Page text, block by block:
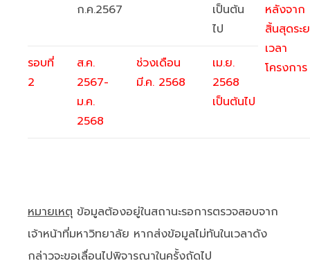
ก.ค.2567
เป็นต้น
ไป
หลังจาก
สิ้นสุดระ
เวลา
โครงการ
รอบที่
2
ส.ค.
2567-
ม.ค.
2568
ช่วงเดือน
มี.ค. 2568
เม.ย.
2568
เป็นต้นไป
หมายเหตุ ข้อมูลต้องอยู่ในสถานะรอการตรวจสอบจาก
เจ้าหน้าที่มหาวิทยาลัย หากส่งข้อมูลไม่ทันในเวลาดัง
กล่าวจะขอเลื่อนไปพิจารณาในครั้งถัดไป